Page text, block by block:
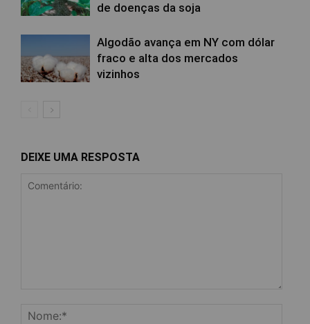
de doenças da soja
Algodão avança em NY com dólar
fraco e alta dos mercados
vizinhos
DEIXE UMA RESPOSTA